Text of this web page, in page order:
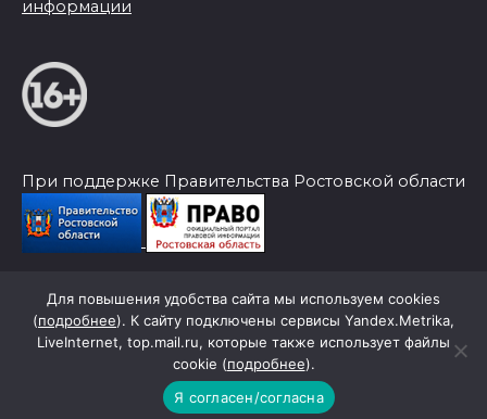
информации
При поддержке Правительства Ростовской области
© 2026 Слава Труду
Для повышения удобства сайта мы используем cookies
(подробнее). К сайту подключены сервисы Yandex.Metrika,
LiveInternet, top.mail.ru, которые также использует файлы
cookie (подробнее).
Я согласен/согласна